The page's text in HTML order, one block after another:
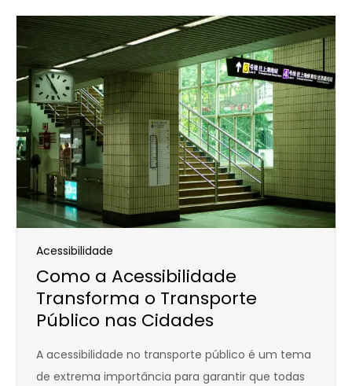
Acessibilidade
Como a Acessibilidade
Transforma o Transporte
Público nas Cidades
A acessibilidade no transporte público é um tema
de extrema importância para garantir que todas